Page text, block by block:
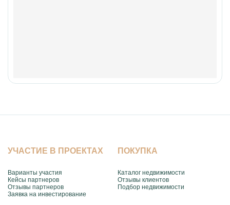
УЧАСТИЕ В ПРОЕКТАХ
Варианты участия
Кейсы партнеров
Отзывы партнеров
Заявка на инвестирование
ПОКУПКА
Каталог недвижимости
Отзывы клиентов
Подбор недвижимости